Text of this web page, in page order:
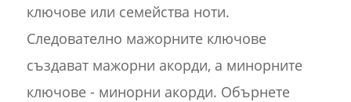
ключове или семейства ноти.
Следователно мажорните ключове
създават мажорни акорди, а минорните
ключове - минорни акорди. Обърнете